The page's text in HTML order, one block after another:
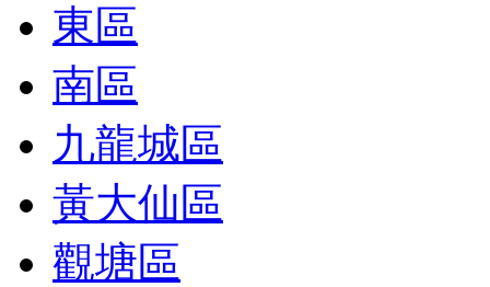
東區
南區
九龍城區
黃大仙區
觀塘區